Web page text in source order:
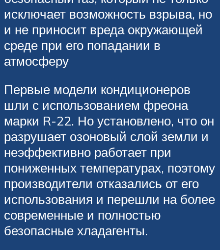
исключает возможность взрыва, но
и не приносит вреда окружающей
среде при его попадании в
атмосферу
Первые модели кондиционеров
шли с использованием фреона
марки R-22. Но установлено, что он
разрушает озоновый слой земли и
неэффективно работает при
пониженных температурах, поэтому
производители отказались от его
использования и перешли на более
современные и полностью
безопасные хладагенты.